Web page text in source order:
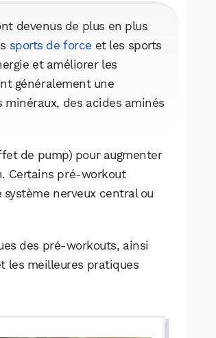
devenus de plus en plus
sports de force et les sports
et améliorer les
généralement une
des acides aminés
de pump) pour augmenter
Certains pré-workout
nerveux central ou
des pré-workouts, ainsi
les meilleures pratiques